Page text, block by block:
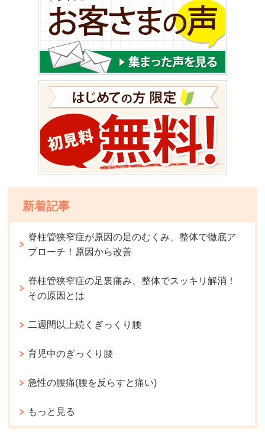
新着記事
脊柱管狭窄症が原因の足のむくみ、整体で徹底ア
プローチ！原因から改善
脊柱管狭窄症の足裏痛み、整体でスッキリ解消！
その原因とは
二週間以上続くぎっくり腰
育児中のぎっくり腰
急性の腰痛(腰を反らすと痛い)
もっと見る